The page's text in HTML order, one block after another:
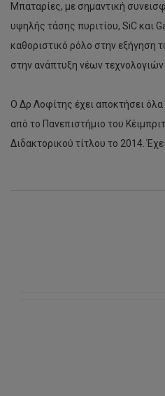
Μπαταρίες, με σημαντική
υψηλής τάσης πυριτίου, SiC και
καθοριστικό ρόλο στην εξήγηση
στην ανάπτυξη νέων τεχνολογιών
Ο Δρ Λοφίτης έχει αποκτήσει
από το Πανεπιστήμιο του
Διδακτορικού τίτλου το 2014.